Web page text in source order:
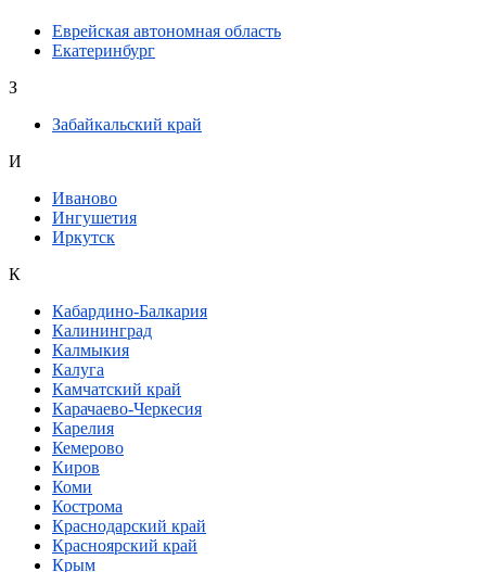
Еврейская автономная область
Екатеринбург
З
Забайкальский край
И
Иваново
Ингушетия
Иркутск
К
Кабардино-Балкария
Калининград
Калмыкия
Калуга
Камчатский край
Карачаево-Черкесия
Карелия
Кемерово
Киров
Коми
Кострома
Краснодарский край
Красноярский край
Крым